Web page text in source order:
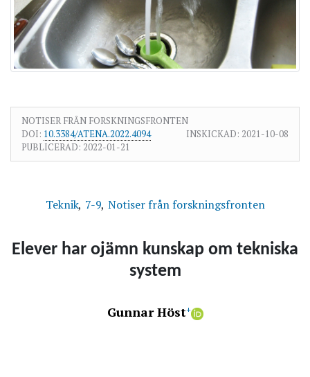
NOTISER FRÅN FORSKNINGSFRONTEN
DOI: 10.3384/ATENA.2022.4094 INSKICKAD: 2021-10-08
PUBLICERAD: 2022-01-21
Teknik 7-9 Notiser från forskningsfronten
Elever har ojämn kunskap om tekniska
system
Gunnar Höst+